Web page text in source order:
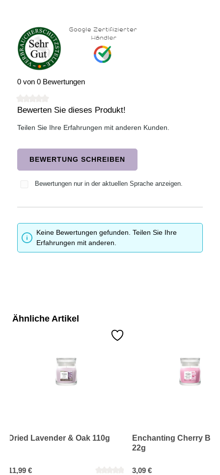
0 von 0 Bewertungen
Durchschnittliche Bewertung von 0 von 5 Sternen
Bewerten Sie dieses Produkt!
Teilen Sie Ihre Erfahrungen mit anderen Kunden.
BEWERTUNG SCHREIBEN
Bewertungen nur in der aktuellen Sprache anzeigen.
Keine Bewertungen gefunden. Teilen Sie Ihre
Erfahrungen mit anderen.
Ähnliche Artikel
Dried Lavender & Oak 110g
11,99 €
Enchanting Cherry
22g
3,09 €